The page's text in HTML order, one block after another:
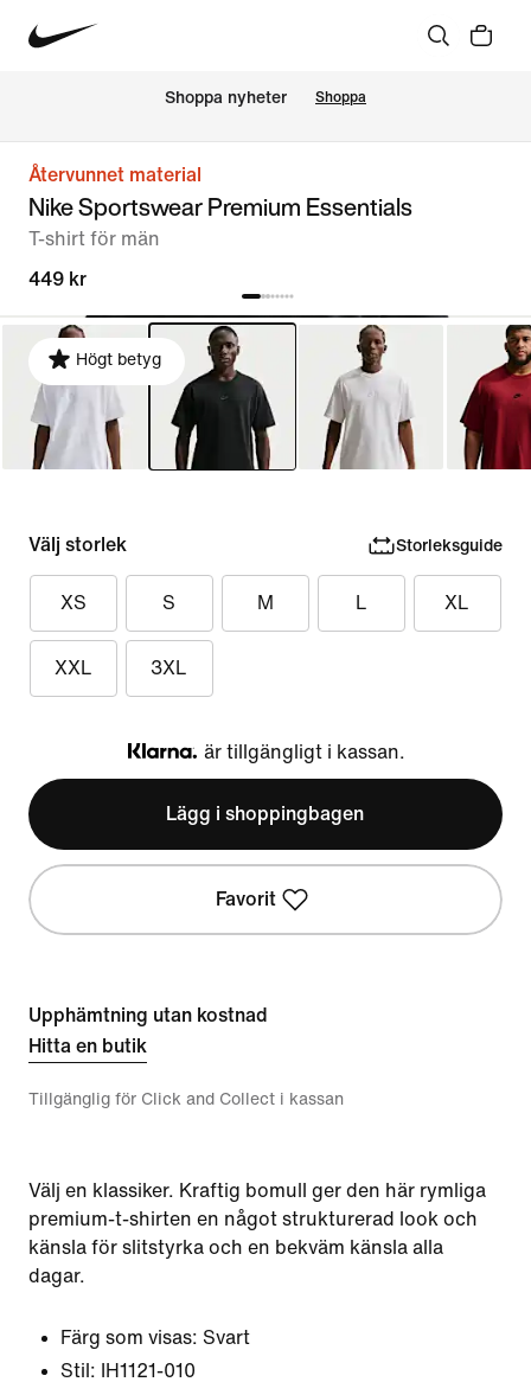
Shoppa nyheter Shoppa
Återvunnet material
Nike Sportswear Premium Essentials
T-shirt för män
449 kr
Högt betyg
Välj storlek Storleksguide
XS S M L XL
XXL 3XL
Klarna
är tillgängligt i kassan.
Lägg i shoppingbagen
Favorit
Upphämtning utan kostnad
Hitta en butik
Tillgänglig för Click and Collect i kassan
Välj en klassiker. Kraftig bomull ger den här rymliga
premium-t-shirten en något strukturerad look och
känsla för slitstyrka och en bekväm känsla alla
dagar.
Färg som visas: Svart
Stil:
IH1121-010